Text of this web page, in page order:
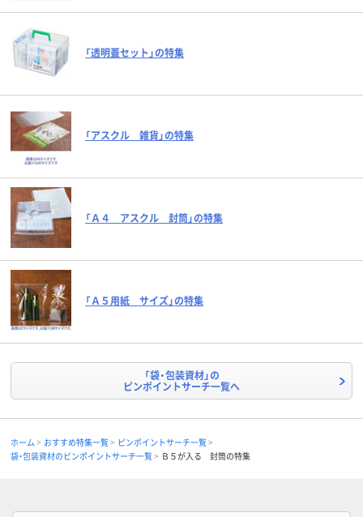
「透明蓋セット」の特集
「アスクル 雑貨」の特集
「Ａ４ アスクル 封筒」の特集
「Ａ５用紙 サイズ」の特集
「袋・包装資材」の
ピンポイントサーチ一覧へ
ホーム おすすめ特集一覧
ピンポイントサーチ一覧
袋・包装資材のピンポイントサーチ一覧
Ｂ５が入る 封筒の特集